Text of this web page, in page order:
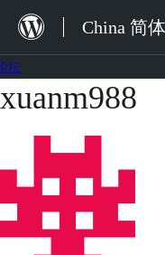
内
容
China 简
坛
跳
容
xuanm988